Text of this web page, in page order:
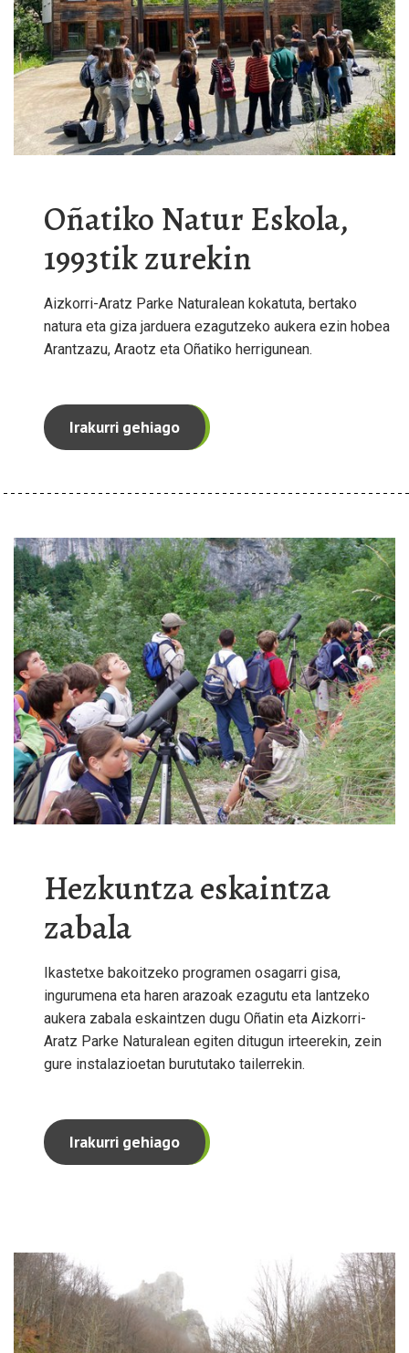
Oñatiko Natur Eskola,
1993tik zurekin
Aizkorri-Aratz Parke Naturalean kokatuta, bertako
natura eta giza jarduera ezagutzeko aukera ezin hobea
Arantzazu, Araotz eta Oñatiko herrigunean.
Irakurri gehiago
Hezkuntza eskaintza
zabala
Ikastetxe bakoitzeko programen osagarri gisa,
ingurumena eta haren arazoak ezagutu eta lantzeko
aukera zabala eskaintzen dugu Oñatin eta Aizkorri-
Aratz Parke Naturalean egiten ditugun irteerekin, zein
gure instalazioetan burututako tailerrekin.
Irakurri gehiago